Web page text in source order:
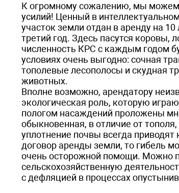
К огромному сожалению, мы можем
усилий! Ценный в
участок земли отдан в аренду на
третий год. Здесь пасутся коровы,
численность КРС с каждым годом
условиях очень выгодно: сочная
тополевые лесополосы и скудная
животных.
Вполне возможно, арендатору
экологическая роль, которую
пологом насаждений проложены
обыкновенная, в отличие от
уплотнение почвы всегда
договор аренды земли, то гибель
очень осторожной помощи. Можно
сельскохозяйственную
с дефляцией в процессах